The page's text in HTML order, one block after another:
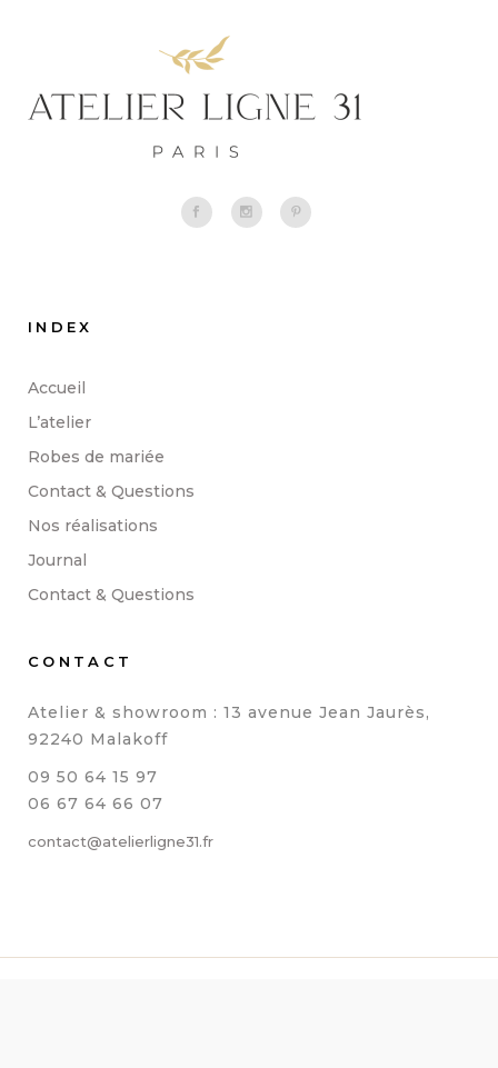
INDEX
Accueil
L’atelier
Robes de mariée
Contact & Questions
Nos réalisations
Journal
Contact & Questions
CONTACT
Atelier & showroom : 13 avenue Jean Jaurès,
92240 Malakoff
09 50 64 15 97
06 67 64 66 07
contact@atelierligne31.fr